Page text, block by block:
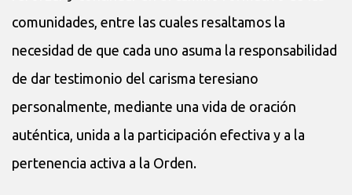
comunidades, entre las cuales resaltamos la
necesidad de que cada uno asuma la responsabilidad
de dar testimonio del carisma teresiano
personalmente, mediante una vida de oración
auténtica, unida a la participación efectiva y a la
pertenencia activa a la Orden.